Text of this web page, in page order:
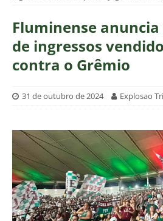
Fluminense
de ingressos
contra o Grêmio
31 de outubro de 2024 Explosao